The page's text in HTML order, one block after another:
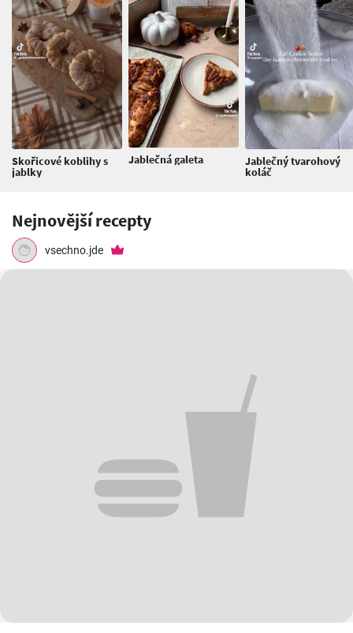
Skořicové koblihy s
jablky
Jablečná galeta Jablečný tvarohový
koláč
Nejnovější recepty
vsechno.jde